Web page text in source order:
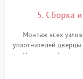
5. Сборка
Монтаж всех
уплотнителей
Надежная
сборка